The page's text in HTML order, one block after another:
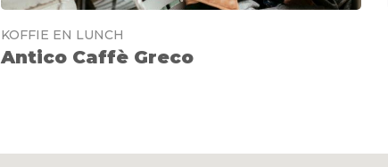
KOFFIE EN LUNCH
Antico Caffè Greco